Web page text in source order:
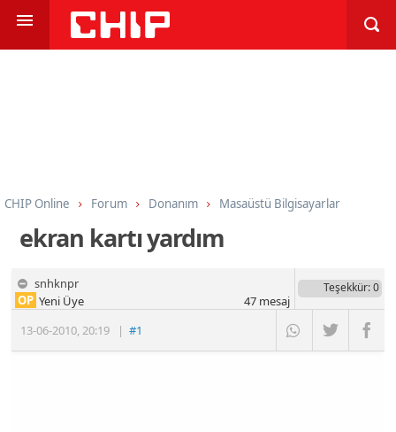
CHIP Online Forum Donanım Masaüstü Bilgisayarlar
ekran kartı yardım
snhknpr
13-06-2010,20:19 |#1
OP Yeni Üye
Teşekkür: 0
47mesaj